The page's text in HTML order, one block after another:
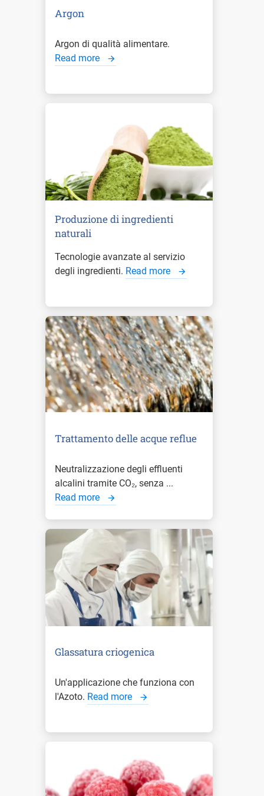
Argon
Argon di qualità alimentare.
Read more
Produzione di ingredienti
naturali
Tecnologie avanzate al servizio
degli ingredienti. Read more
Trattamento delle acque reflue
Neutralizzazione degli effluenti
alcalini tramite CO₂, senza ...
Read more
Glassatura criogenica
Un'applicazione che funziona con
l'Azoto. Read more